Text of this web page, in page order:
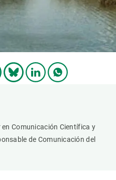
Comunicación Científica y
de Comunicación del